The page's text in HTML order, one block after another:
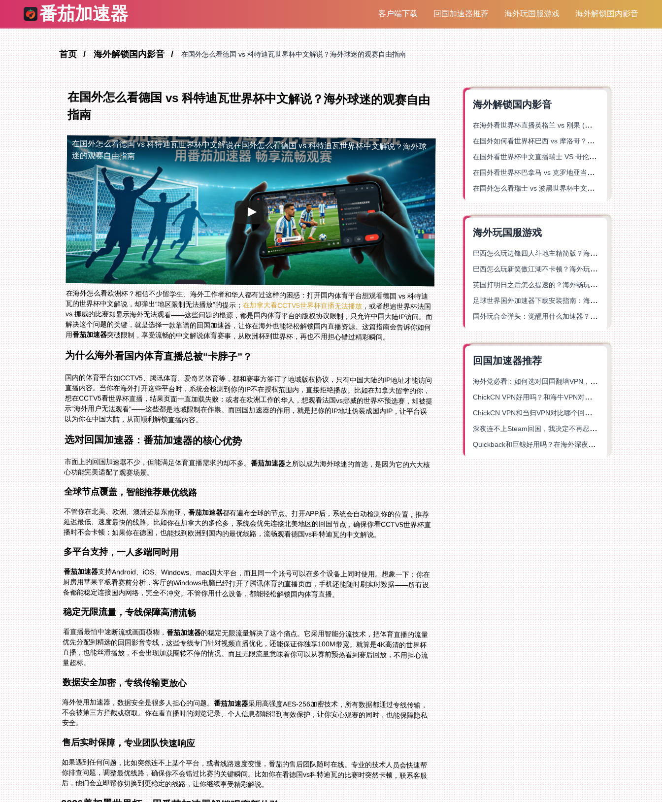
番茄加速器 客户端下载 回国加速器推荐 海外玩国服游戏 海外解锁国内影音
首页 海外解锁国内影音 在国外怎么看德国 vs 科特迪瓦世界杯中文解说？海外球迷的观赛自由指南
在国外怎么看德国 vs 科特迪瓦世界杯中文解说？海外球迷的观赛自由
指南
在国外怎么看德国 vs 科特迪瓦世界杯中文解说在国外怎么看德国 vs 科特迪瓦世界杯中文解说？海外球
迷的观赛自由指南
在海外怎么看欧洲杯？相信不少留学生、海外工作者和华人都有过这样的困惑：打开国内体育平台想观看德国 vs 科特迪
瓦的世界杯中文解说，却弹出“地区限制无法播放”的提示；在加拿大看CCTV5世界杯直播无法播放，或者想追世界杯法国
vs 挪威的比赛却显示海外无法观看——这些问题的根源，都是国内体育平台的版权协议限制，只允许中国大陆IP访问。而
解决这个问题的关键，就是选择一款靠谱的回国加速器，让你在海外也能轻松解锁国内直播资源。这篇指南会告诉你如何
用番茄加速器突破限制，享受流畅的中文解说体育赛事，从欧洲杯到世界杯，再也不用担心错过精彩瞬间。
为什么海外看国内体育直播总被“卡脖子”？
国内的体育平台如CCTV5、腾讯体育、爱奇艺体育等，都和赛事方签订了地域版权协议，只有中国大陆的IP地址才能访问
直播内容。当你在海外打开这些平台时，系统会检测到你的IP不在授权范围内，直接拒绝播放。比如在加拿大留学的你，
想在CCTV5看世界杯直播，结果页面一直加载失败；或者在欧洲工作的华人，想观看法国vs挪威的世界杯预选赛，却被提
示“海外用户无法观看”——这些都是地域限制在作祟。而回国加速器的作用，就是把你的IP地址伪装成国内IP，让平台误
以为你在中国大陆，从而顺利解锁直播内容。
选对回国加速器：番茄加速器的核心优势
市面上的回国加速器不少，但能满足体育直播需求的却不多。番茄加速器之所以成为海外球迷的首选，是因为它的六大核
心功能完美适配了观赛场景。
全球节点覆盖，智能推荐最优线路
不管你在北美、欧洲、澳洲还是东南亚，番茄加速器都有遍布全球的节点。打开APP后，系统会自动检测你的位置，推荐
延迟最低、速度最快的线路。比如你在加拿大的多伦多，系统会优先连接北美地区的回国节点，确保你看CCTV5世界杯直
播时不会卡顿；如果你在德国，也能找到欧洲到国内的最优线路，流畅观看德国vs科特迪瓦的中文解说。
多平台支持，一人多端同时用
番茄加速器支持Android、iOS、Windows、mac四大平台，而且同一个账号可以在多个设备上同时使用。想象一下：你在
厨房用苹果平板看赛前分析，客厅的Windows电脑已经打开了腾讯体育的直播页面，手机还能随时刷实时数据——所有设
备都能稳定连接国内网络，完全不冲突。不管你用什么设备，都能轻松解锁国内体育直播。
稳定无限流量，专线保障高清流畅
看直播最怕中途断流或画面模糊，番茄加速器的稳定无限流量解决了这个痛点。它采用智能分流技术，把体育直播的流量
优先分配到精选的回国影音专线，这些专线专门针对视频直播优化，还能保证你独享100M带宽。就算是4K高清的世界杯
直播，也能丝滑播放，不会出现加载圈转不停的情况。而且无限流量意味着你可以从赛前预热看到赛后回放，不用担心流
量超标。
数据安全加密，专线传输更放心
海外使用加速器，数据安全是很多人担心的问题。番茄加速器采用高强度AES-256加密技术，所有数据都通过专线传输，
不会被第三方拦截或窃取。你在看直播时的浏览记录、个人信息都能得到有效保护，让你安心观赛的同时，也能保障隐私
安全。
售后实时保障，专业团队快速响应
如果遇到任何问题，比如突然连不上某个平台，或者线路速度变慢，番茄的售后团队随时在线。专业的技术人员会快速帮
你排查问题，调整最优线路，确保你不会错过比赛的关键瞬间。比如你在看德国vs科特迪瓦的比赛时突然卡顿，联系客服
后，他们会立即帮你切换到更稳定的线路，让你继续享受精彩解说。
海外解锁国内影音
在海外看世界杯直播英格兰 vs 刚果 (金)当前地区不可播放？这篇指南帮你突破所有限制
在国外如何看世界杯巴西 vs 摩洛哥？海外党专属体育观赛指南来了
在国外看世界杯中文直播瑞士 VS 哥伦比亚当前地区不可播放？这篇指南帮你搞定
在国外看世界杯巴拿马 vs 克罗地亚当前地区不可播放？这篇指南帮你轻松解决海外体育直播难题
在国外怎么看瑞士 vs 波黑世界杯中文解说？这篇指南帮你搞定所有地区限制问题
海外玩国服游戏
巴西怎么玩边锋四人斗地主精简版？海外游戏党的加速器终极选择
巴西怎么玩新笑傲江湖不卡顿？海外玩家国服游戏加速终极指南（附猫和老鼠一梦江湖实测）
英国打明日之后怎么提速的？海外畅玩国服游戏终极指南
足球世界国外加速器下载安装指南：海外党畅玩国服游戏的终极解决方案
国外玩合金弹头：觉醒用什么加速器？一份写给海外游子的畅玩指南
回国加速器推荐
海外党必看：如何选对回国翻墙VPN，无缝解锁国内资源？
ChickCN VPN好用吗？和海牛VPN对比哪个回国效果更好？
ChickCN VPN和当归VPN对比哪个回国效果更好？海外党亲测后选了它
深夜连不上Steam回国，我决定不再忍受这数字鸿沟
Quickback和巨鲸好用吗？在海外深夜想刷B站、追爱奇艺的你，或许正需要这份答案